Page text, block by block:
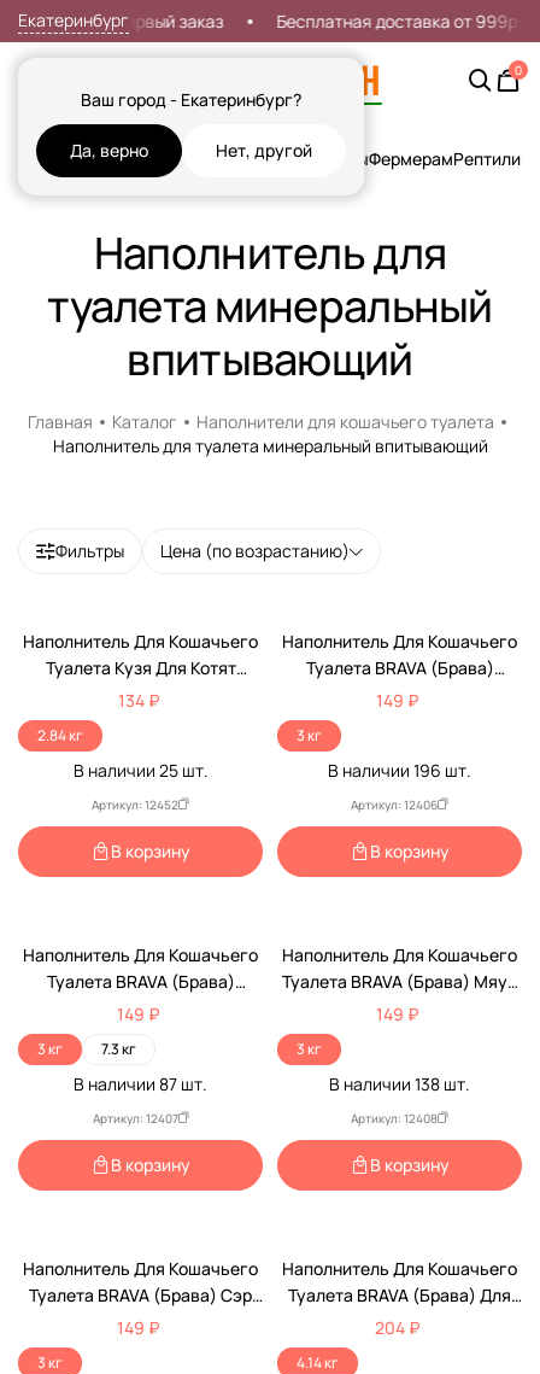
Екатеринбург
Ваш город - Екатеринбург?
Да, верно Нет, другой
7% на первый заказ Бесплатная доставка от 999р
0
Кошки СобакиРыбы Грызуны и Хорьки ПтицыФермерамРептилии
Наполнитель для
туалета минеральный
впитывающий
Главная Каталог
Наполнители для кошачьего туалета
Наполнитель для туалета минеральный впитывающий
Фильтры Цена (по возрастанию)
Наполнитель Для Кошачьего
Туалета Кузя Для Котят
Минеральный 4,5л (1*4)
134 ₽
2.84 кг
В наличии 25шт.
Артикул: 12452
В корзину
Наполнитель Для Кошачьего
Туалета BRAVA (Брава)
Ковбой Мяу Для
Короткошерстных Кошек И
Котят Минеральный
Впитывающий 5л
149 ₽
3 кг
В наличии 196 шт.
Артикул: 12406
В корзину
Наполнитель Для Кошачьего
Туалета BRAVA (Брава)
Мадам Кошкина Для
Длинношерстных Кошек 5л
(1*4)
149 ₽
3 кг 7.3 кг
В наличии 87 шт.
Артикул: 12407
В корзину
Наполнитель Для Кошачьего
Туалета BRAVA (Брава) Мяуч
Идеал Для Короткошерстных
149 ₽
3 кг
В наличии 138 шт.
Артикул: 12408
В корзину
Наполнитель Для Кошачьего
Туалета BRAVA (Брава) Сэр
Котофей Минеральный
Впитывающий 5л (1*4)
149 ₽
3 кг
Наполнитель Для Кошачьего
Туалета BRAVA (Брава) Для
Длинношерстных Кошек 7л
204 ₽
4.14 кг